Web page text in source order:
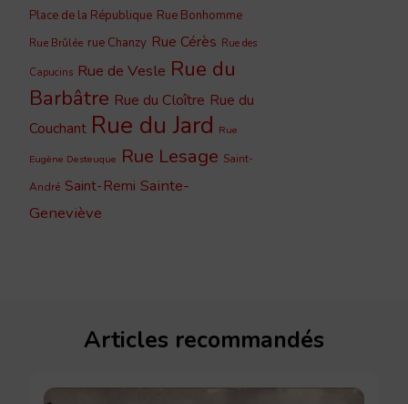
Place de la République Rue Bonhomme
Rue Brûlée rue Chanzy Rue Cérès Rue des
Capucins Rue de Vesle Rue du
Barbâtre Rue du Cloître Rue du
Couchant Rue du Jard Rue
Eugène Desteuque Rue Lesage Saint-
André Saint-Remi Sainte-
Geneviève
Articles recommandés